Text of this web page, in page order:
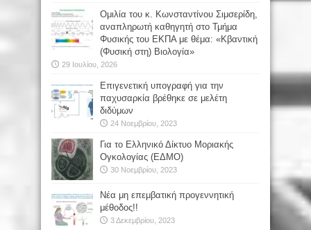
Oμιλία του κ. Κωνσταντίνου Σιμσερίδη,
αναπληρωτή καθηγητή στο Τμήμα
Φυσικής του ΕΚΠΑ με θέμα: «Κβαντική
(Φυσική στη) Βιολογία»
29 Ιουλίου, 2026
Επιγενετική υπογραφή για την
παχυσαρκία βρέθηκε σε μελέτη
διδύμων
24 Νοεμβρίου, 2023
Για το Ελληνικό Δίκτυο Μοριακής
Ογκολογίας (ΕΔΜΟ)
30 Νοεμβρίου, 2023
Νέα μη επεμβατική προγεννητική
μέθοδος!!
3 Δεκεμβρίου, 2023